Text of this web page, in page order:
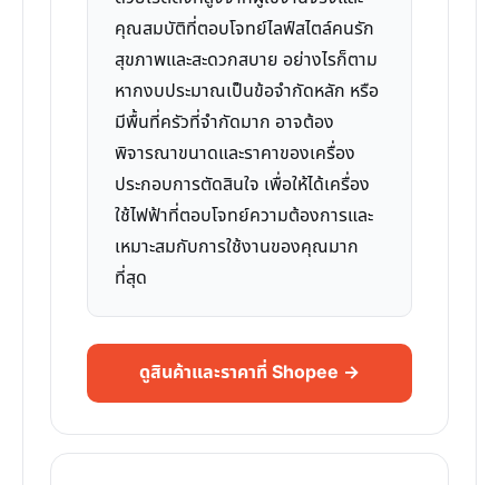
คุณสมบัติที่ตอบโจทย์ไลฟ์สไตล์คนรัก
สุขภาพและสะดวกสบาย อย่างไรก็ตาม
หากงบประมาณเป็นข้อจำกัดหลัก หรือ
มีพื้นที่ครัวที่จำกัดมาก อาจต้อง
พิจารณาขนาดและราคาของเครื่อง
ประกอบการตัดสินใจ เพื่อให้ได้เครื่อง
ใช้ไฟฟ้าที่ตอบโจทย์ความต้องการและ
เหมาะสมกับการใช้งานของคุณมาก
ที่สุด
ดูสินค้าและราคาที่ Shopee →